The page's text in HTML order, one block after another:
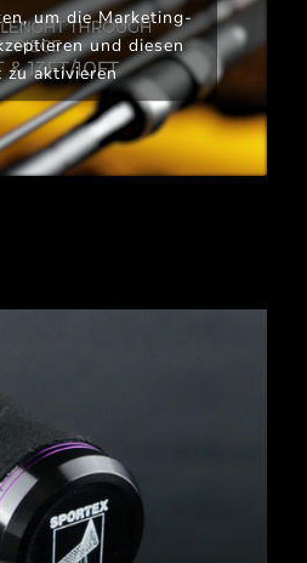
um die Marketing-
und diesen
zu aktivieren